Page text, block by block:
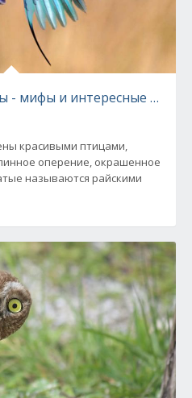
- мифы и интересные факты
красивыми птицами,
оперение, окрашенное
называются райскими